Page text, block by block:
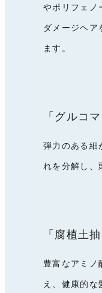
やポリフェノ
ダメージヘア
ます。
「グルコ
弾力のある細
れを分解し、
「腐植土
豊富なアミノ
え、健康的